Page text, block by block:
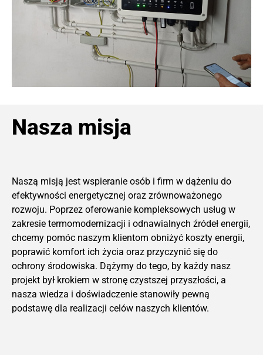
Nasza misja
Naszą misją jest wspieranie osób i firm w dążeniu do
efektywności energetycznej oraz zrównoważonego
rozwoju. Poprzez oferowanie kompleksowych usług w
zakresie termomodernizacji i odnawialnych źródeł energii,
chcemy pomóc naszym klientom obniżyć koszty energii,
poprawić komfort ich życia oraz przyczynić się do
ochrony środowiska. Dążymy do tego, by każdy nasz
projekt był krokiem w stronę czystszej przyszłości, a
nasza wiedza i doświadczenie stanowiły pewną
podstawę dla realizacji celów naszych klientów.